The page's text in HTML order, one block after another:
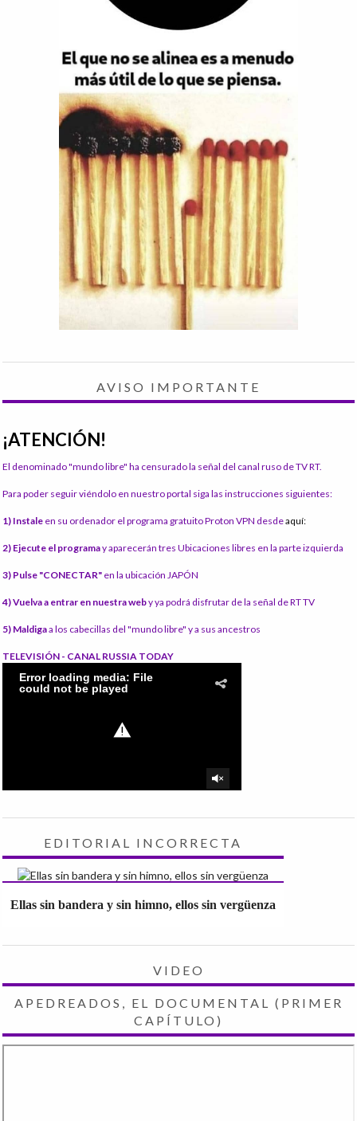
AVISO IMPORTANTE
¡ATENCIÓN!
El denominado "mundo libre" ha censurado la señal del canal ruso de TV RT.
Para poder seguir viéndolo en nuestro portal siga las instrucciones siguientes:
1) Instale en su ordenador el programa gratuito Proton VPN desdeaquí:
2) Ejecute el programay aparecerán tres Ubicaciones libres en la parte izquierda
3) Pulse "CONECTAR" en la ubicación JAPÓN
4) Vuelva a entrar en nuestra weby ya podrá disfrutar de la señal de RT TV
5) Maldigaa los cabecillas del "mundo libre" y a sus ancestros
TELEVISIÓN - CANAL RUSSIA TODAY
EDITORIAL INCORRECTA
Ellas sin bandera y sin himno, ellos sin vergüenza
VIDEO
APEDREADOS, EL DOCUMENTAL (PRIMER
CAPÍTULO)